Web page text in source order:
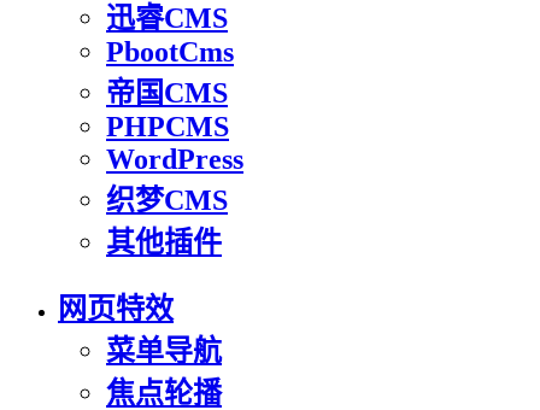
迅睿CMS
PbootCms
帝国CMS
PHPCMS
WordPress
织梦CMS
其他插件
网页特效
菜单导航
焦点轮播